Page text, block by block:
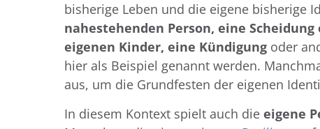
bisherige Leben und die eigene bisherige
nahestehenden Person, eine
eigenen Kinder, eine Kündigung oder
hier als Beispiel genannt werden.
aus, um die Grundfesten der eigenen
In diesem Kontext spielt auch die eigene